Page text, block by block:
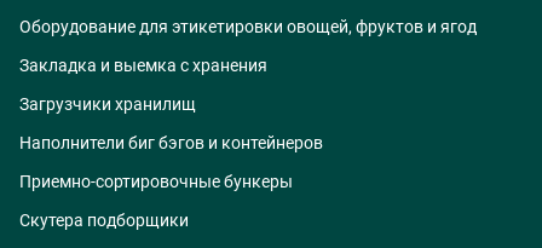
Оборудование для этикетировки овощей, фруктов и ягод
Закладка и выемка с хранения
Загрузчики хранилищ
Наполнители биг бэгов и контейнеров
Приемно-сортировочные бункеры
Скутера подборщики